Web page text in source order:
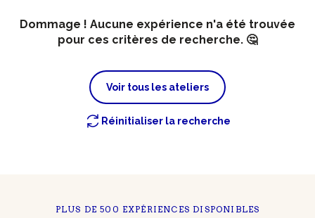
Dommage ! Aucune expérience n'a été trouvée
pour ces critères de recherche. 🤔
Voir tous les ateliers
Réinitialiser la recherche
PLUS DE 500 EXPÉRIENCES DISPONIBLES